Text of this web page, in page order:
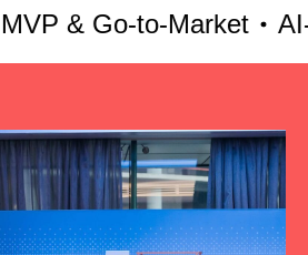
& Go-to-Market AI-